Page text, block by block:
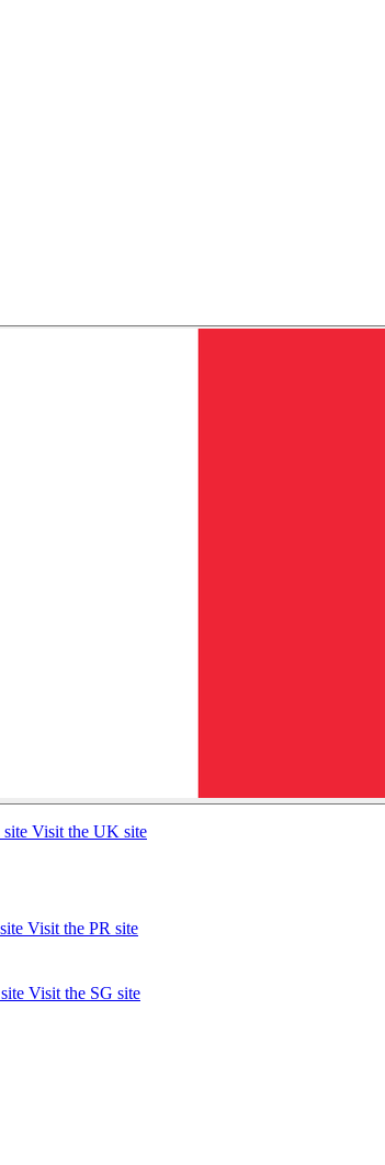
Visit the UK site
Visit the PR site
Visit the SG site